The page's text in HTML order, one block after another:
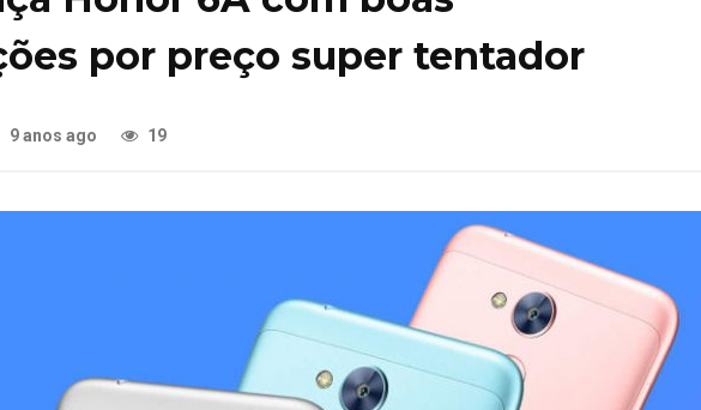
por preço super tentador
9 anos ago 19